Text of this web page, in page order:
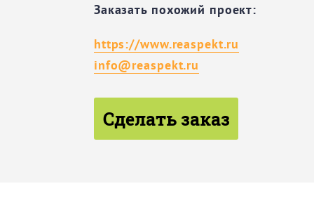
Заказать похожий проект:
https://www.reaspekt.ru
info@reaspekt.ru
Сделать заказ